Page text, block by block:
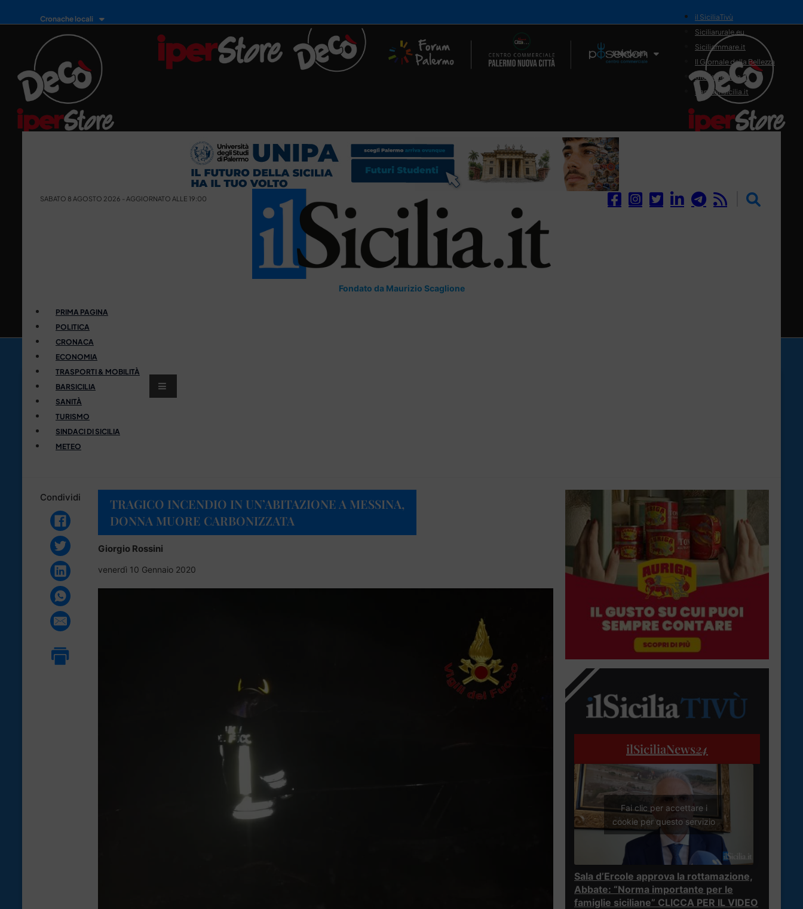
Cronache locali
Il Network
il SiciliaTivù
Siciliarurale.eu
Siciliammare.it
Il Giornale della Bellezza
Siciliamedica.it
Sanitainsicilia.it
SABATO 8 AGOSTO 2026 - AGGIORNATO ALLE 19:00
Fondato da Maurizio Scaglione
PRIMA PAGINA
POLITICA
CRONACA
ECONOMIA
TRASPORTI & MOBILITÀ
BARSICILIA
SANITÀ
TURISMO
SINDACI DI SICILIA
METEO
Condividi
TRAGICO INCENDIO IN UN’ABITAZIONE A MESSINA,
DONNA MUORE CARBONIZZATA
Giorgio Rossini
venerdì 10 Gennaio 2020
ilSiciliaNews24
Fai clic per accettare i
cookie per questo servizio
Sala d’Ercole approva la rottamazione,
Abbate: “Norma importante per le
famiglie siciliane” CLICCA PER IL VIDEO